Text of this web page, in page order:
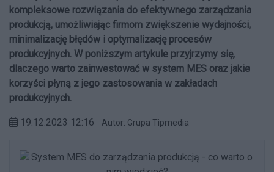
kompleksowe rozwiązania do efektywnego zarządzania
produkcją, umożliwiając firmom zwiększenie wydajności,
minimalizację błędów i optymalizację procesów
produkcyjnych. W poniższym artykule przyjrzymy się,
dlaczego warto zainwestować w system MES oraz jakie
korzyści płyną z jego zastosowania w zakładach
produkcyjnych.
19.12.2023 12:16 Autor: Grupa Tipmedia